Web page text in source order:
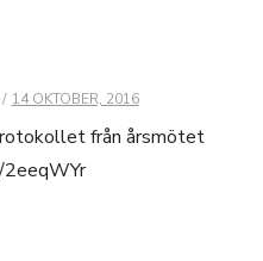
PUBLICERAT
14 OKTOBER, 2016
från årsmötet